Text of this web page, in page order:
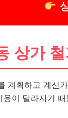
상가
계획하고 계신
용이 달라지기 때